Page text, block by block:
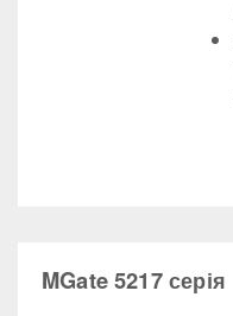
MGate 5217 серія